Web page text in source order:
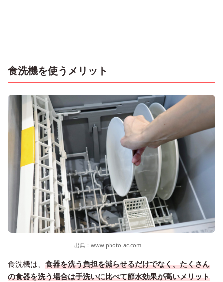
食洗機を使うメリット
出典： www.photo-ac.com
食洗機は、 食器を洗う負担を減らせるだけでなく、たくさん
の食器を洗う場合は手洗いに比べて節水効果が高いメリット